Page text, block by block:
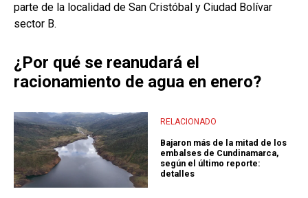
parte de la localidad de San Cristóbal y Ciudad Bolívar
sector B.
¿Por qué se reanudará el
racionamiento de agua en enero?
RELACIONADO
Bajaron más de la mitad de los
embalses de Cundinamarca,
según el último reporte:
detalles